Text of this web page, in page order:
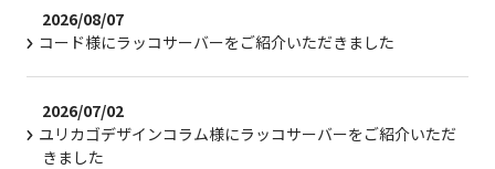
2026/08/07
コード様にラッコサーバーをご紹介いただきました
2026/07/02
ユリカゴデザインコラム様にラッコサーバーをご紹介いただ
きました